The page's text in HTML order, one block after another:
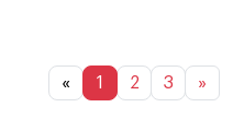
« 1 2 3 »